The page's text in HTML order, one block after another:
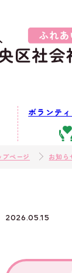
ボランテ
プページ お知ら
2026.05.15